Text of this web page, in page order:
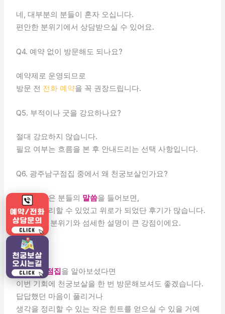
네, 대부분의 분들이 혼자 오십니다.
편안한 분위기에서 상담받으실 수 있어요.
Q4. 예약 없이 방문해도 되나요?
예약제로 운영되므로
방문 전 전화 예약을 꼭 권장드립니다.
Q5. 부적이나 굿을 강요하나요?
절대 강요하지 않습니다.
필요 여부는 흐름을 본 후 안내드리는 선택 사항입니다.
Q6. 광주남구점집 중에서 왜 천궁보살인가요?
상담을 받은 분들의 말씀을 들어보면,
생각을 정리할 수 있었고 위로가 되었단 후기가 많습니다.
부담 없는 분위기와 섬세한 설명이 큰 강점이에요.
맺음말
광주남구점집을 알아보셨다면
이번 기회에 천궁보살을 한 번 방문해보셔도 좋겠습니다.
답답했던 마음이 풀리거나
생각을 정리할 수 있는 작은 힌트를 얻으실 수 있을 거예